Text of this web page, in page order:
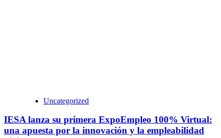
Uncategorized
IESA lanza su primera ExpoEmpleo 100% Virtual:
una apuesta por la innovación y la empleabilidad